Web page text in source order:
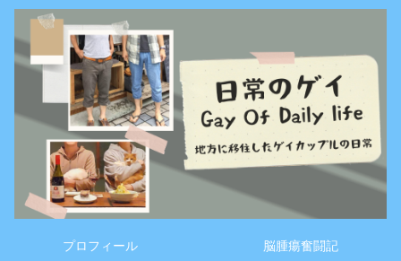
プロフィール 脳腫瘍奮闘記